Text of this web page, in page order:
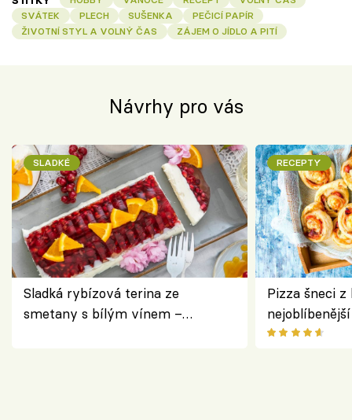
SVÁTEK
PLECH SUŠENKA
PEČICÍ PAPÍR
ŽIVOTNÍ STYL A VOLNÝ ČAS
ZÁJEM O JÍDLO A PITÍ
Návrhy pro vás
SLADKÉ
Sladká rybízová terina ze
smetany s bílým vínem –
RECEPTY
Pizza šneci